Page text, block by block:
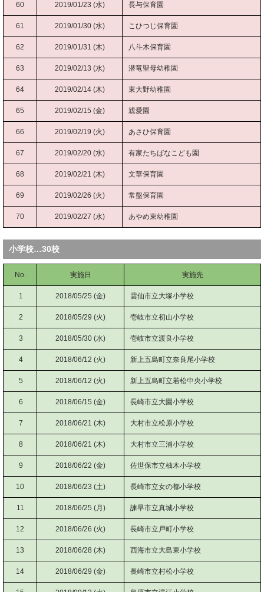
60 2019/01/23 (水) 長与保育園
61 2019/01/30 (水) こひつじ保育園
62 2019/01/31 (木) 八斗木保育園
63 2019/02/13 (水) 潜竜聖母幼稚園
64 2019/02/14 (木) 東大野幼稚園
65 2019/02/15 (金) 親愛園
66 2019/02/19 (火) あさひ保育園
67 2019/02/20 (水) 有家たちばなこども園
68 2019/02/21 (木) 文華保育園
69 2019/02/26 (火) 常盤保育園
70 2019/02/27 (水) あやめ東幼稚園
小学校…30校
No. 実施日 実施先
1 2018/05/25 (金) 雲仙市立大塚小学校
2 2018/05/29 (火) 壱岐市立初山小学校
3 2018/05/30 (水) 壱岐市立渡良小学校
4 2018/06/12 (火) 新上五島町立奈良尾小学校
5 2018/06/12 (火) 新上五島町立若松中央小学校
6 2018/06/15 (金) 長崎市立大園小学校
7 2018/06/21 (木) 大村市立松原小学校
8 2018/06/21 (木) 大村市立三浦小学校
9 2018/06/22 (金) 佐世保市立柚木小学校
10 2018/06/23 (土) 長崎市立女の都小学校
11 2018/06/25 (月) 諫早市立真城小学校
12 2018/06/26 (火) 長崎市立戸町小学校
13 2018/06/28 (木) 西海市立大島東小学校
14 2018/06/29 (金) 長崎市立村松小学校